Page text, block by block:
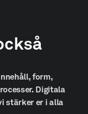
form,
Digitala
stärker er i alla